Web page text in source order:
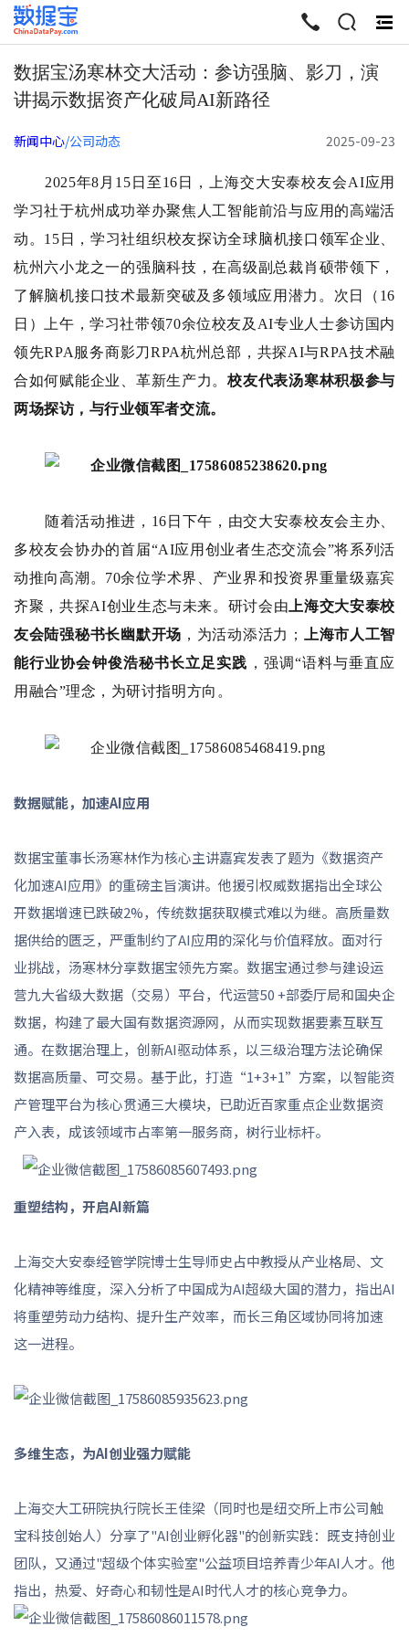
终
起
数据宝汤寒林交大活动：参访强脑、影刀，演
讲揭示数据资产化破局AI新路径
新闻中心/公司动态 2025-09-23
2025年8月15日至16日，上海交大安泰校友会AI应用
学习社于杭州成功举办聚焦人工智能前沿与应用的高端活
动。15日，学习社组织校友探访全球脑机接口领军企业、
杭州六小龙之一的强脑科技，在高级副总裁肖硕带领下，
了解脑机接口技术最新突破及多领域应用潜力。次日（16
日）上午，学习社带领70余位校友及AI专业人士参访国内
领先RPA服务商影刀RPA杭州总部，共探AI与RPA技术融
合如何赋能企业、革新生产力。校友代表汤寒林积极参与
两场探访，与行业领军者交流。
随着活动推进， 16日下午，由交大安泰校友会主办、
多校友会协办的首届“AI应用创业者生态交流会”将系列活
动推向高潮。70余位学术界、产业界和投资界重量级嘉宾
齐聚，共探AI创业生态与未来。研讨会由 上海交大安泰校
友会陆强秘书长幽默开场 ，为活动添活力；
上海市人工智
能行业协会钟俊浩秘书长立足实践 ，强调“语料与垂直应
用融合”理念，为研讨指明方向。
数据赋能，加速AI应用
数据宝董事长汤寒林作为核心主讲嘉宾发表了题为《数据资产
化加速AI应用》的重磅主旨演讲。他援引权威数据指出全球公
开数据增速已跌破2%，传统数据获取模式难以为继。高质量数
据供给的匮乏，严重制约了AI应用的深化与价值释放。面对行
业挑战，汤寒林分享数据宝领先方案。数据宝通过参与建设运
营九大省级大数据（交易）平台，代运营50 +部委厅局和国央企
数据，构建了最大国有数据资源网，从而实现数据要素互联互
通。在数据治理上，创新AI驱动体系，以三级治理方法论确保
数据高质量、可交易。基于此，打造“1+3+1”方案，以智能资
产管理平台为核心贯通三大模块，已助近百家重点企业数据资
产入表，成该领域市占率第一服务商，树行业标杆。
重塑结构，开启AI新篇
上海交大安泰经管学院博士生导师史占中教授从产业格局、文
化精神等维度，深入分析了中国成为AI超级大国的潜力，指出AI
将重塑劳动力结构、提升生产效率，而长三角区域协同将加速
这一进程。
多维生态，为AI创业强力赋能
上海交大工研院执行院长王佳梁（同时也是纽交所上市公司触
宝科技创始人）分享了"AI创业孵化器"的创新实践：既支持创业
团队，又通过"超级个体实验室"公益项目培养青少年AI人才。他
指出，热爱、好奇心和韧性是AI时代人才的核心竞争力。